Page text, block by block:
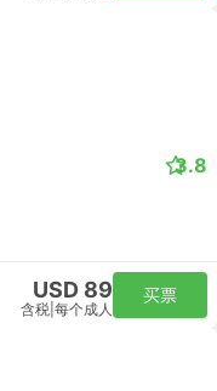
3.8
USD 89
含税 每个成人
买票